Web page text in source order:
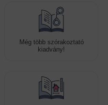
Még több szórakoztató
kiadvány!